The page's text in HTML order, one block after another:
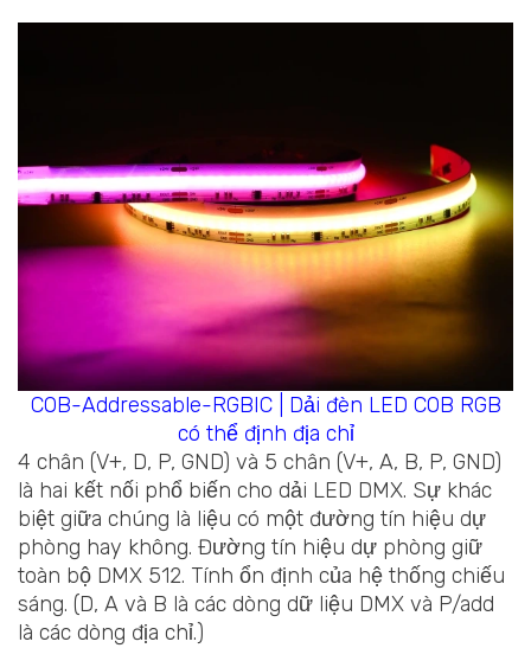
COB-Addressable-RGBIC | Dải đèn LED COB RGB
có thể định địa chỉ
4 chân (V+, D, P, GND) và 5 chân (V+, A, B, P, GND)
là hai kết nối phổ biến cho dải LED DMX. Sự khác
biệt giữa chúng là liệu có một đường tín hiệu dự
phòng hay không. Đường tín hiệu dự phòng giữ
toàn bộ DMX 512. Tính ổn định của hệ thống chiếu
sáng. (D, A và B là các dòng dữ liệu DMX và P/add
là các dòng địa chỉ.)